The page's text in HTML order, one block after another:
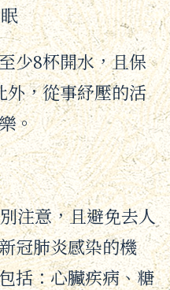
少8杯開水，且保
外，從事紓壓的活
。
注意，且避免去人
冠肺炎感染的機
括：心臟疾病、糖